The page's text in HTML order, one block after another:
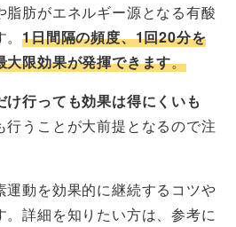
脂肪がエネルギー源となる有酸
。1日間隔の頻度、1回20分を
大限効果が発揮できます。
け行っても効果は得にくいも
行うことが大前提となるので注
運動を効果的に継続するコツや
詳細を知りたい方は、参考に